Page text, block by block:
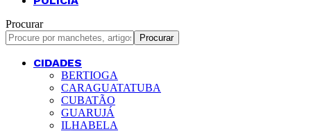
Procurar
CIDADES
BERTIOGA
CARAGUATATUBA
CUBATÃO
GUARUJÁ
ILHABELA